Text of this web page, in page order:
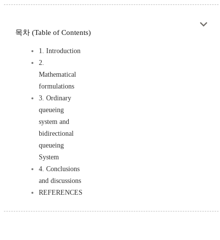
목차 (Table of Contents)
1. Introduction
2.
Mathematical
formulations
3. Ordinary
queueing
system and
bidirectional
queueing
System
4. Conclusions
and discussions
REFERENCES